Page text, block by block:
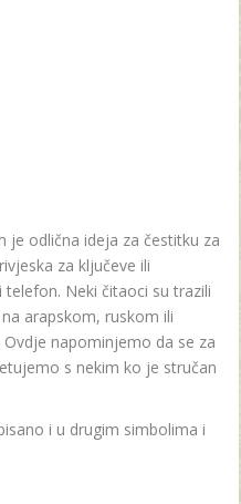
je odlična ideja za čestitku za
za ključeve ili
Neki čitaoci su trazili
arapskom, ruskom ili
napominjemo da se za
s nekim ko je stručan
i u drugim simbolima i